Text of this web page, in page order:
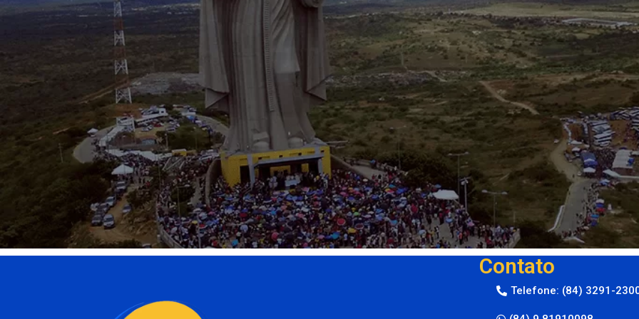
Contato
Telefone: (84) 3291-